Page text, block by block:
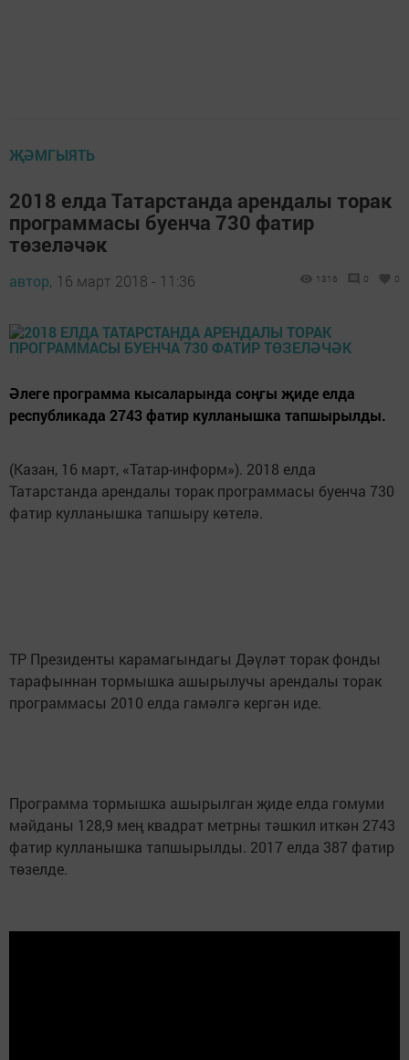
ҖӘМГЫЯТЬ
2018 елда Татарстанда арендалы торак
программасы буенча 730 фатир
төзеләчәк
автор, 16 март 2018 - 11:36 1316 0 0
Әлеге программа кысаларында соңгы җиде елда
республикада 2743 фатир кулланышка тапшырылды.
(Казан, 16 март, «Татар-информ»). 2018 елда
Татарстанда арендалы торак программасы буенча 730
фатир кулланышка тапшыру көтелә.
ТР Президенты карамагындагы Дәүләт торак фонды
тарафыннан тормышка ашырылучы арендалы торак
программасы 2010 елда гамәлгә кергән иде.
Программа тормышка ашырылган җиде елда гомуми
мәйданы 128,9 мең квадрат метрны тәшкил иткән 2743
фатир кулланышка тапшырылды. 2017 елда 387 фатир
төзелде.